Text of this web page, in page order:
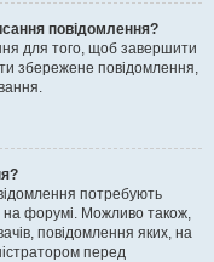
повідомлення?
для того, щоб завершити
збережене повідомлення,
потребують
на форумі. Можливо також,
повідомлення яких, на
перед